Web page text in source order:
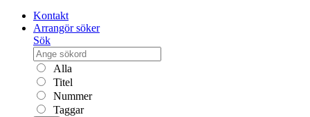
Kontakt
Arrangör söker
Sök
Alla
Titel
Nummer
Taggar